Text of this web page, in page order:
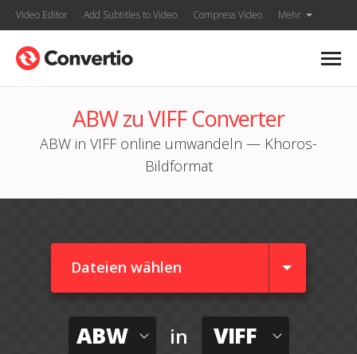
Video Editor Add Subtitles to Video Compress Video Mehr
ABW zu VIFF Converter
ABW in VIFF online umwandeln — Khoros-
Bildformat
Dateien wählen
ABW in VIFF